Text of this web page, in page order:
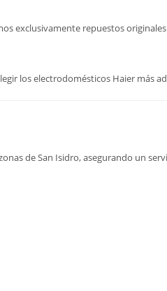
exclusivamente repuestos
los electrodomésticos Haier más
de San Isidro, asegurando un